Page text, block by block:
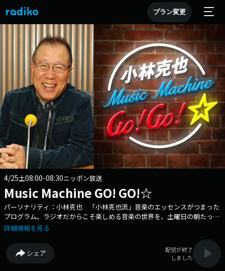
プラン変更
4/25土08:00-08:30ニッポン放送
Music Machine GO! GO!☆
パーソナリティ：小林克也 「小林克也流」音楽のエッセンスがつまった
プログラム。ラジオだからこそ楽しめる音楽の世界を、土曜日の朝たっぷ
りお届けします。メールアドレス： katsuya@1242.com
詳細情報を見る
シェア
配信が終了
しました